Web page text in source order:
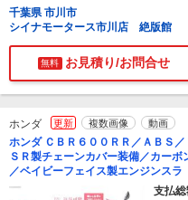
千葉県 市川市
シイナモータース市川店 絶版館
無料 お見積り/お問合せ
ホンダ 更新 複数画像 動画
ホンダ ＣＢＲ６００ＲＲ／ＡＢＳ
ＳＲ製チェーンカバー装備／カーボ
／ベイビーフェイス製エンジンスラ
支払